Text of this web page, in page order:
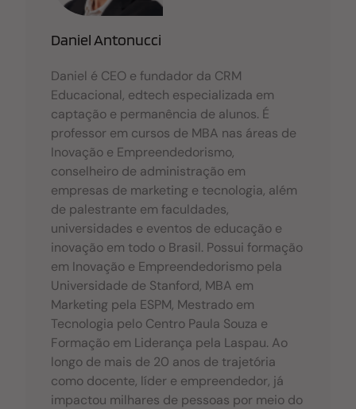
Daniel Antonucci
Daniel é CEO e fundador da CRM
Educacional, edtech especializada em
captação e permanência de alunos. É
professor em cursos de MBA nas áreas de
Inovação e Empreendedorismo,
conselheiro de administração em
empresas de marketing e tecnologia, além
de palestrante em faculdades,
universidades e eventos de educação e
inovação em todo o Brasil. Possui formação
em Inovação e Empreendedorismo pela
Universidade de Stanford, MBA em
Marketing pela ESPM, Mestrado em
Tecnologia pelo Centro Paula Souza e
Formação em Liderança pela Laspau. Ao
longo de mais de 20 anos de trajetória
como docente, líder e empreendedor, já
impactou milhares de pessoas por meio do